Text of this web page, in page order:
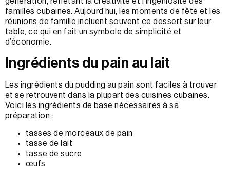
familles cubaines. Aujourd’hui, les moments de fête et les
réunions de famille incluent souvent ce dessert sur leur
table, ce qui en fait un symbole de simplicité et
d’économie.
Ingrédients du pain au lait
Les ingrédients du pudding au pain sont faciles à trouver
et se retrouvent dans la plupart des cuisines cubaines.
Voici les ingrédients de base nécessaires à sa
préparation :
tasses de morceaux de pain
tasse de lait
tasse de sucre
œufs